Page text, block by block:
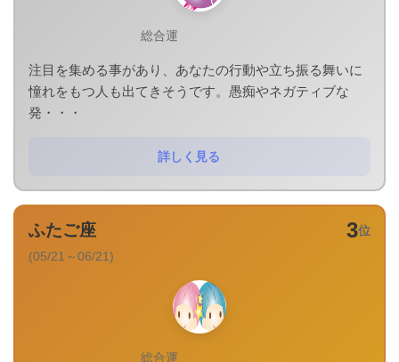
総合運
注目を集める事があり、あなたの行動や立ち振る舞いに
憧れをもつ人も出てきそうです。愚痴やネガティブな
発・・・
詳しく見る
3位
ふたご座
(05/21～06/21)
総合運